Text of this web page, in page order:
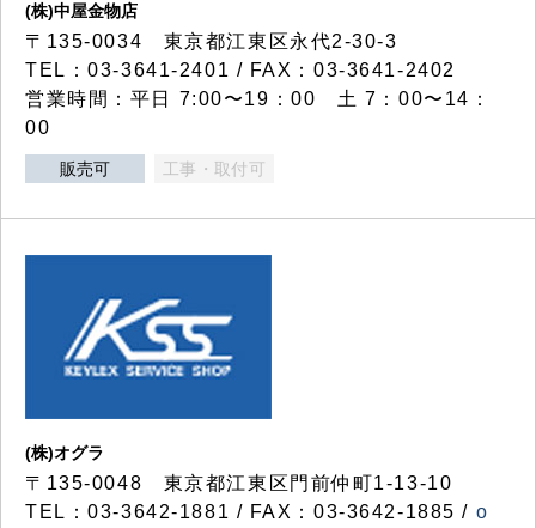
(株)中屋金物店
〒135-0034 東京都江東区永代2-30-3
TEL：03-3641-2401 / FAX：03-3641-2402
営業時間：平日 7:00〜19：00 土 7：00〜14：
00
販売可 工事・取付可
(株)オグラ
〒135-0048 東京都江東区門前仲町1-13-10
TEL：03-3642-1881 / FAX：03-3642-1885 / o